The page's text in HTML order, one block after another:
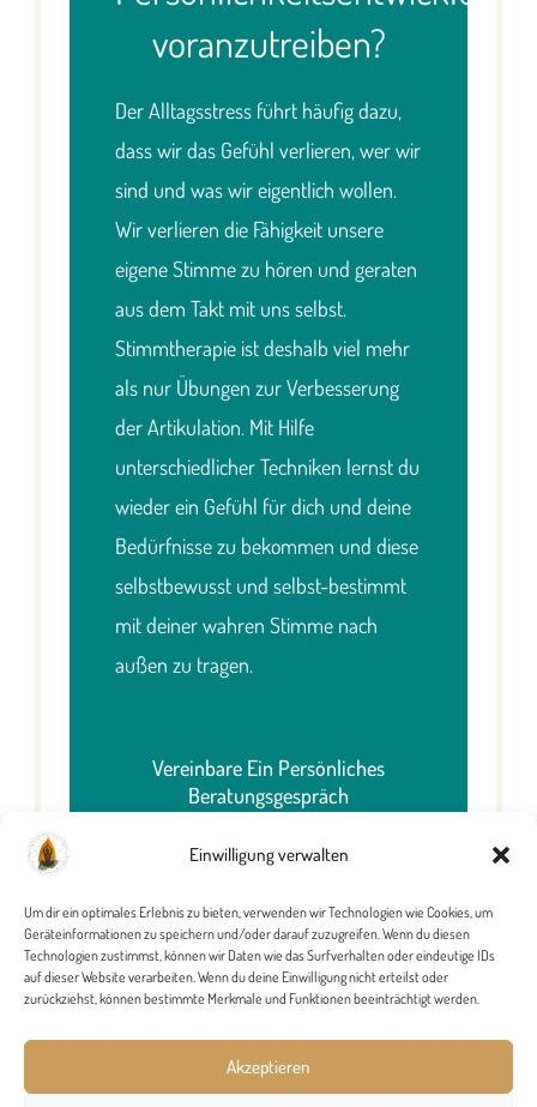
Einwilligung verwalten
Um dir ein optimales Erlebnis zu bieten, verwenden wir Technologien wie Cookies, um
Geräteinformationen zu speichern und/oder darauf zuzugreifen. Wenn du diesen
Technologien zustimmst, können wir Daten wie das Surfverhalten oder eindeutige IDs
auf dieser Website verarbeiten. Wenn du deine Einwilligung nicht erteilst oder
zurückziehst, können bestimmte Merkmale und Funktionen beeinträchtigt werden.
Akzeptieren
voranzutreiben?
Der Alltagsstress führt häufig dazu,
dass wir das Gefühl verlieren, wer wir
sind und was wir eigentlich wollen.
Wir verlieren die Fähigkeit unsere
eigene Stimme zu hören und geraten
aus dem Takt mit uns selbst.
Stimmtherapie ist deshalb viel mehr
als nur Übungen zur Verbesserung
der Artikulation. Mit Hilfe
unterschiedlicher Techniken lernst du
wieder ein Gefühl für dich und deine
Bedürfnisse zu bekommen und diese
selbstbewusst und selbst-bestimmt
mit deiner wahren Stimme nach
außen zu tragen.
Vereinbare Ein Persönliches
Beratungsgespräch
Newsletter